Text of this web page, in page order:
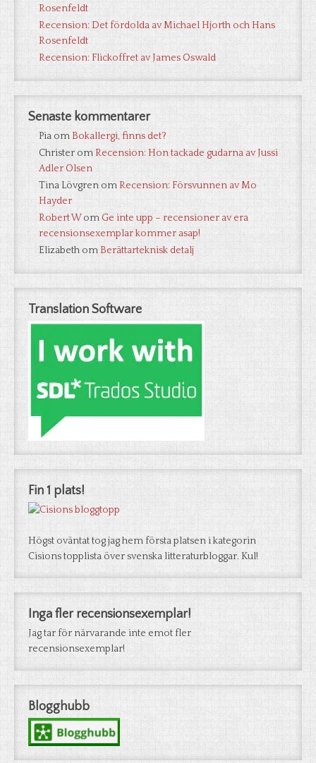
Rosenfeldt
Recension: Det fördolda av Michael Hjorth och Hans
Rosenfeldt
Recension: Flickoffret av James Oswald
Senaste kommentarer
Pia omBokallergi, finns det?
ChristeromRecension: Hon tackade gudarna av Jussi
Adler Olsen
Tina Lövgren omRecension: Försvunnen av Mo
Hayder
Robert WomGe inte upp – recensioner av era
recensionsexemplar kommer asap!
ElizabethomBerättarteknisk detalj
Translation Software
Fin 1 plats!
Högst oväntat tog jag hem första platsen i kategorin
Cisions topplista över svenska litteraturbloggar. Kul!
Inga fler recensionsexemplar!
Jag tar för närvarande inte emot fler
recensionsexemplar!
Blogghubb